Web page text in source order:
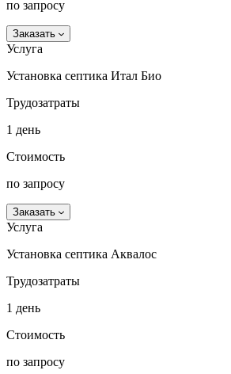
по запросу
Заказать
Услуга
Установка септика Итал Био
Трудозатраты
1 день
Стоимость
по запросу
Заказать
Услуга
Установка септика Аквалос
Трудозатраты
1 день
Стоимость
по запросу